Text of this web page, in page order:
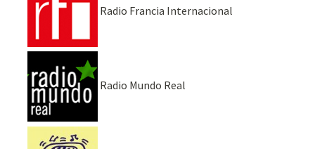
Radio Francia Internacional
Radio Mundo Real